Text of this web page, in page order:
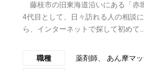
藤枝市の旧東海道沿いにある「赤
4代目として、日々訪れる人の相談
ら、インターネットで探して初めて
職種 薬剤師、 あん摩マ